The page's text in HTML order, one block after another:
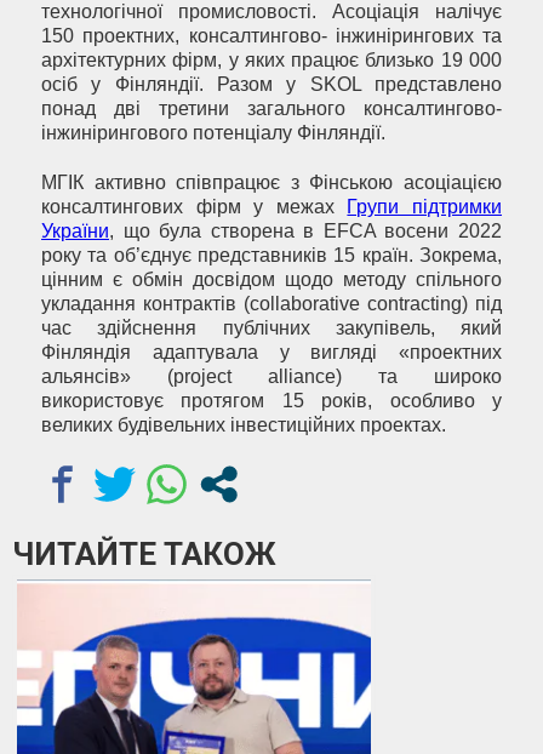
технологічної промисловості. Асоціація налічує
150 проектних, консалтингово- інжинірингових та
архітектурних фірм, у яких працює близько 19 000
осіб у Фінляндії. Разом у SKOL представлено
понад дві третини загального консалтингово-
інжинірингового потенціалу Фінляндії.
МГІК активно співпрацює з Фінською асоціацією
консалтингових фірм у межах Групи підтримки
України, що була створена в EFCA восени 2022
року та об’єднує представників 15 країн. Зокрема,
цінним є обмін досвідом щодо методу спільного
укладання контрактів (collaborative contracting) під
час здійснення публічних закупівель, який
Фінляндія адаптувала у вигляді «проектних
альянсів» (project alliance) та широко
використовує протягом 15 років, особливо у
великих будівельних інвестиційних проектах.
ЧИТАЙТЕ ТАКОЖ